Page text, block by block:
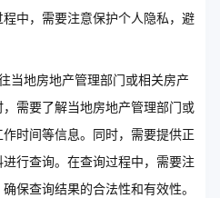
中，需要注意保护个人隐私，避
当地房地产管理部门或相关房产
需要了解当地房地产管理部门或
时间等信息。同时，需要提供正
行查询。在查询过程中，需要注
保查询结果的合法性和有效性。